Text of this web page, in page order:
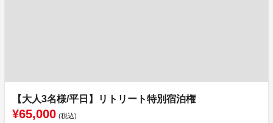
【大人3名様/平日】リトリート特別宿泊権
¥65,000 (税込)